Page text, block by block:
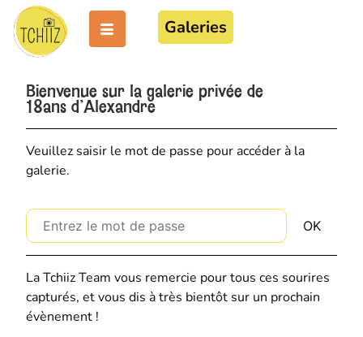
Galeries
Bienvenue sur la galerie privée de
18ans d'Alexandre
Veuillez saisir le mot de passe pour accéder à la
galerie.
La Tchiiz Team vous remercie pour tous ces sourires
capturés, et vous dis à très bientôt sur un prochain
évènement !